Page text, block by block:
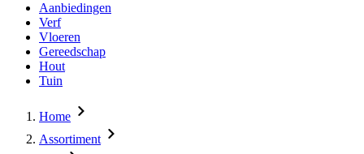
Aanbiedingen
Verf
Vloeren
Gereedschap
Hout
Tuin
Home
Assortiment